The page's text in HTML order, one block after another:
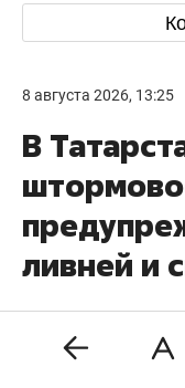
8 августа 2026, 13:25
В
ливней и